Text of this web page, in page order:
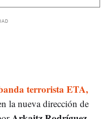
terrorista ETA,
la nueva dirección de